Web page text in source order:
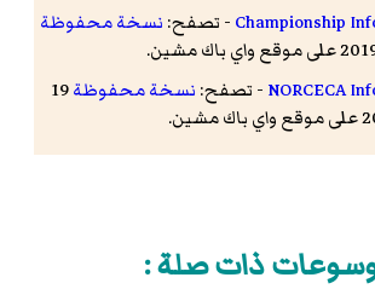
Championship - تصفح: نسخة محفوظة
NORCECA - تصفح: نسخة محفوظة19
ذات صلة :